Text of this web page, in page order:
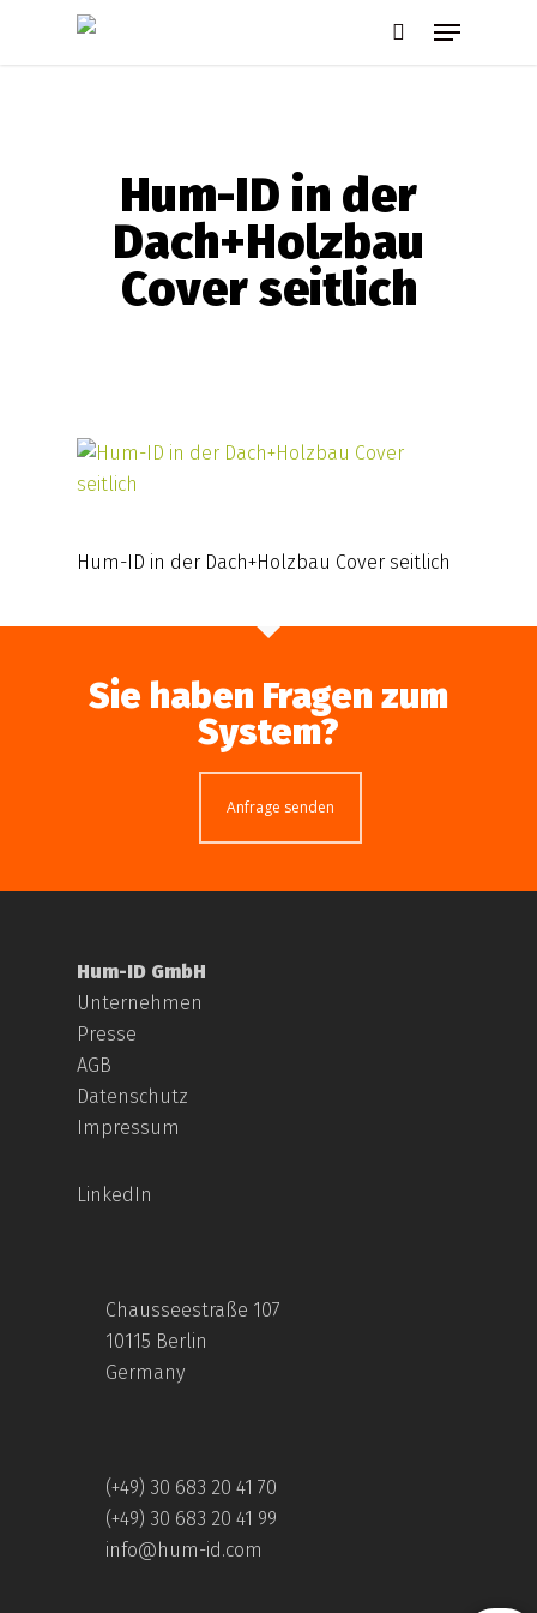
Menu
Hum-ID in der
Dach+Holzbau
Cover seitlich
Hum-ID in der Dach+Holzbau Cover seitlich
Sie haben Fragen zum
System?
Anfrage senden
Hum-ID GmbH
Unternehmen
Presse
AGB
Datenschutz
Impressum
LinkedIn
Chausseestraße 107
10115 Berlin
Germany
(+49) 30 683 20 41 70
(+49) 30 683 20 41 99
info@hum-id.com